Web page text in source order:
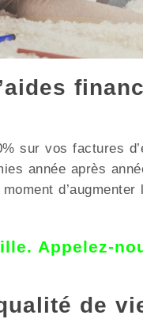
sur vos factures
année après
Appelez-
de